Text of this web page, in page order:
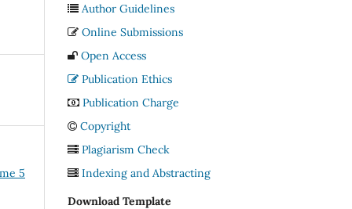
5
Author Guidelines
Online Submissions
Open Access
Publication Ethics
Publication Charge
Copyright
Plagiarism Check
Indexing and Abstracting
Download Template